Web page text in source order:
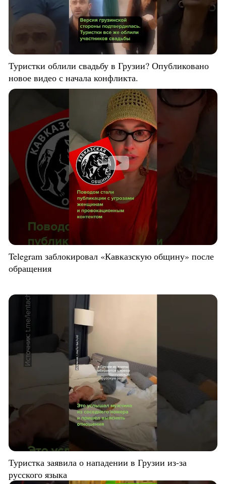
Туристки облили свадьбу в Грузии? Опубликовано
новое видео с начала конфликта.
Telegram заблокировал «Кавказскую общину» после
обращения
Туристка заявила о нападении в Грузии из-за
русского языка